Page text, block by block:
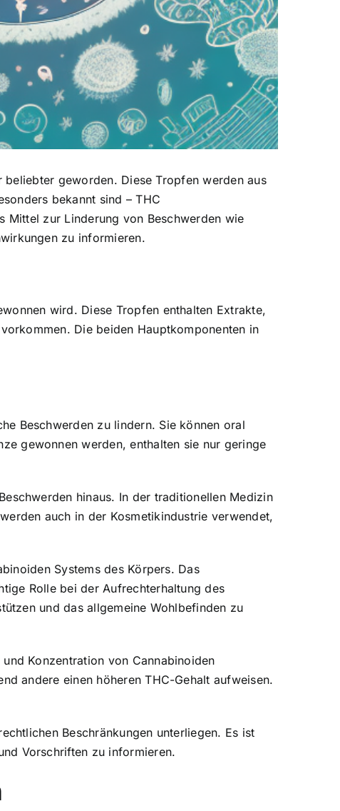
geworden. Diese Tropfen werden aus
bekannt sind – THC
Mittel zur Linderung von Beschwerden wie
zu informieren.
wird. Diese Tropfen enthalten Extrakte,
Die beiden Hauptkomponenten in
Beschwerden zu lindern. Sie können oral
gewonnen werden, enthalten sie nur geringe
hinaus. In der traditionellen Medizin
auch in der Kosmetikindustrie verwendet,
Systems des Körpers. Das
Rolle bei der Aufrechterhaltung des
und das allgemeine Wohlbefinden zu
Konzentration von Cannabinoiden
andere einen höheren THC-Gehalt aufweisen.
Beschränkungen unterliegen. Es ist
Vorschriften zu informieren.